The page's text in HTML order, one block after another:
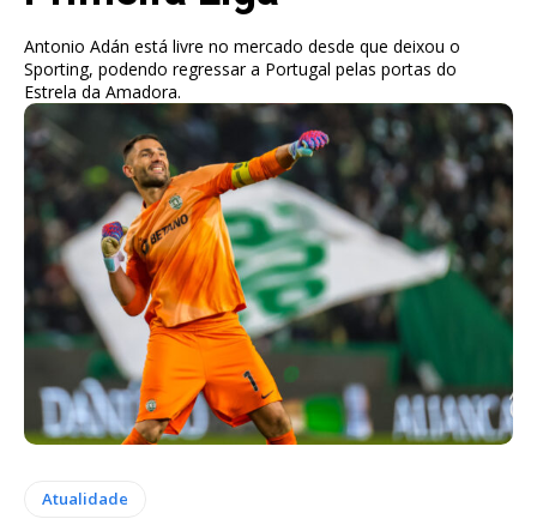
Antonio Adán está livre no mercado desde que deixou o
Sporting, podendo regressar a Portugal pelas portas do
Estrela da Amadora.
Atualidade